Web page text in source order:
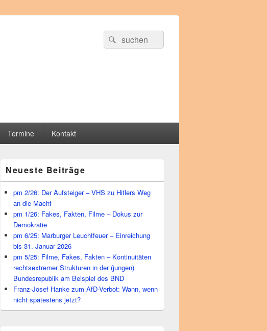
Suche
nach:
Suchen
Termine Kontakt
Seitenleisten
Widget-
Bereich
Neueste Beiträge
pm 2/26: Der Aufsteiger – VHS zu Hitlers Weg
an die Macht
pm 1/26: Fakes, Fakten, Filme – Dokus zur
Demokratie
pm 6/25: Marburger Leuchtfeuer – Einreichung
bis 31. Januar 2026
pm 5/25: Filme, Fakes, Fakten – Kontinuitäten
rechtsextremer Strukturen in der (jungen)
Bundesrepublik am Beispiel des BND
Franz-Josef Hanke zum AfD-Verbot: Wann, wenn
nicht spätestens jetzt?